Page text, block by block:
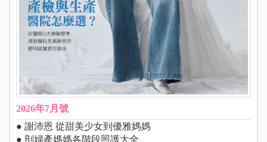
2026年7月號
● 謝沛恩 從甜美少女到優雅媽媽
● 剖婦產媽媽各階段照護大全